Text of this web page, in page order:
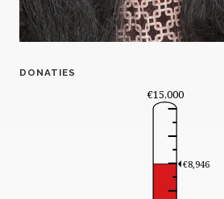
DONATIES
€15,000
€8,946